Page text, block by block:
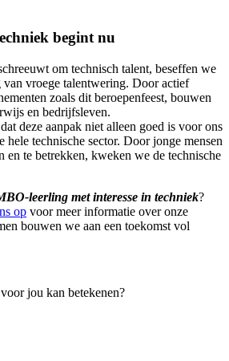
begint nu
om technisch talent, beseffen we
van vroege talentwering. Door actief
zoals dit beroepenfeest, bouwen
en bedrijfsleven.
deze aanpak niet alleen goed is voor ons
technische sector. Door jonge mensen
en te betrekken, kweken we de technische
leerling met interesse in techniek?
op voor meer informatie over onze
bouwen we aan een toekomst vol
jou kan betekenen?